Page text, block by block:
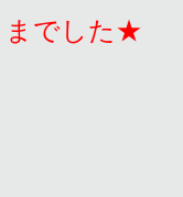
までした★